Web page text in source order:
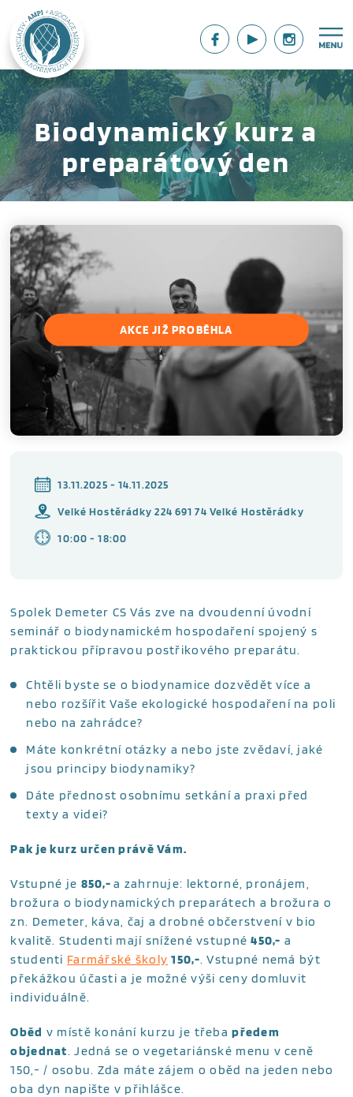
Biodynamický kurz a
preparátový den
AKCE JIŽ PROBĚHLA
13.11.2025 - 14.11.2025
Velké Hostěrádky 224 691 74 Velké Hostěrádky
10:00 - 18:00
Spolek Demeter CS Vás zve na dvoudenní úvodní
seminář o biodynamickém hospodaření spojený s
praktickou přípravou postřikového preparátu.
Chtěli byste se o biodynamice dozvědět více a
nebo rozšířit Vaše ekologické hospodaření na poli
nebo na zahrádce?
Máte konkrétní otázky a nebo jste zvědaví, jaké
jsou principy biodynamiky?
Dáte přednost osobnímu setkání a praxi před
texty a videi?
Pak je kurz určen právě Vám.
Vstupné je 850,-a zahrnuje: lektorné, pronájem,
brožura o biodynamických preparátech a brožura o
zn. Demeter, káva, čaj a drobné občerstvení v bio
kvalitě. Studenti mají snížené vstupné450,- a
studenti Farmářské školy 150,-. Vstupné nemá být
překážkou účasti a je možné výši ceny domluvit
individuálně.
Oběd v místě konání kurzu je třebapředem
objednat. Jedná se o vegetariánské menu v ceně
150,- / osobu. Zda máte zájem o oběd na jeden nebo
oba dyn napište v přihlášce.